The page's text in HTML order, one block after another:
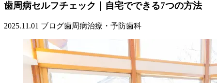
歯周病セルフチェック｜自宅でできる7つの方法
2025.11.01 ブログ歯周病治療・予防歯科